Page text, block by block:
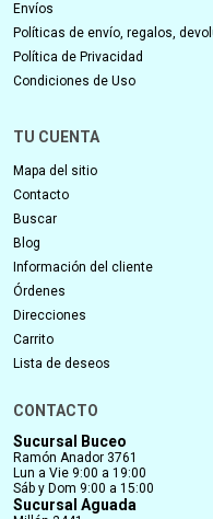
Envíos
Políticas de envío, regalos,
Política de Privacidad
Condiciones de Uso
TU CUENTA
Mapa del sitio
Contacto
Buscar
Blog
Información del cliente
Órdenes
Direcciones
Carrito
Lista de deseos
CONTACTO
Sucursal Buceo
Ramón Anador 3761
Lun a Vie 9:00 a 19:00
Sáb y Dom 9:00 a 15:00
Sucursal Aguada